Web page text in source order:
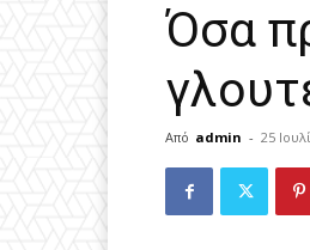
Όσα
Από admin - 25